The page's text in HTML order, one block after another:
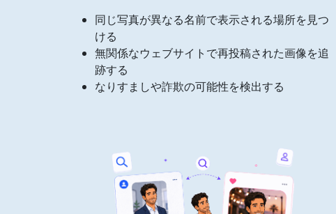
同じ写真が異なる名前で表示される場所を見つ
ける
無関係なウェブサイトで再投稿された画像を追
跡する
なりすましや詐欺の可能性を検出する